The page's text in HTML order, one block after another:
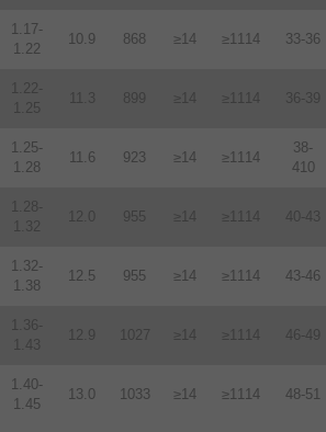
1.17-
1.22
10.9 868 ≥14 ≥1114 33-36
1.22-
1.25
11.3 899 ≥14 ≥1114 36-39
1.25-
1.28
11.6 923 ≥14 ≥1114
38-
410
1.28-
1.32
12.0 955 ≥14 ≥1114 40-43
1.32-
1.38
12.5 955 ≥14 ≥1114 43-46
1.36-
1.43
12.9 1027 ≥14 ≥1114 46-49
1.40-
1.45
13.0 1033 ≥14 ≥1114 48-51